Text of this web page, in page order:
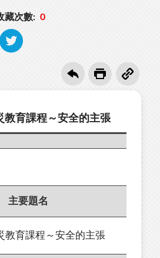
藏次數: 0
教育課程～安全的主張
主要題名
教育課程～安全的主張